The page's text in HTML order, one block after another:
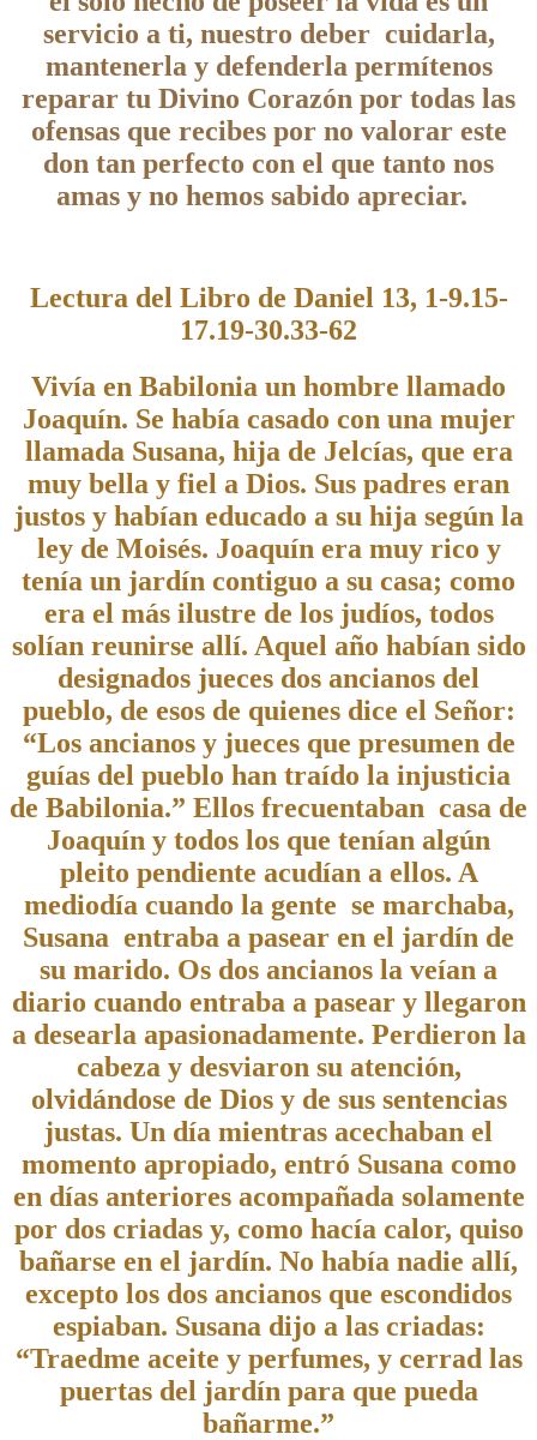
servicio a ti, nuestro deber cuidarla,
mantenerla y defenderla permítenos
reparar tu Divino Corazón por todas las
ofensas que recibes por no valorar este
don tan perfecto con el que tanto nos
amas y no hemos sabido apreciar.
Lectura del Libro de Daniel 13, 1-9.15-
17.19-30.33-62
Vivía en Babilonia un hombre llamado
Joaquín. Se había casado con una mujer
llamada Susana, hija de Jelcías, que era
muy bella y fiel a Dios. Sus padres eran
justos y habían educado a su hija según la
ley de Moisés. Joaquín era muy rico y
tenía un jardín contiguo a su casa; como
era el más ilustre de los judíos, todos
solían reunirse allí. Aquel año habían sido
designados jueces dos ancianos del
pueblo, de esos de quienes dice el Señor:
“Los ancianos y jueces que presumen de
guías del pueblo han traído la injusticia
de Babilonia.” Ellos frecuentaban casa de
Joaquín y todos los que tenían algún
pleito pendiente acudían a ellos. A
mediodía cuando la gente se marchaba,
Susana entraba a pasear en el jardín de
su marido. Os dos ancianos la veían a
diario cuando entraba a pasear y llegaron
a desearla apasionadamente. Perdieron la
cabeza y desviaron su atención,
olvidándose de Dios y de sus sentencias
justas. Un día mientras acechaban el
momento apropiado, entró Susana como
en días anteriores acompañada solamente
por dos criadas y, como hacía calor, quiso
bañarse en el jardín. No había nadie allí,
excepto los dos ancianos que escondidos
espiaban. Susana dijo a las criadas:
“Traedme aceite y perfumes, y cerrad las
puertas del jardín para que pueda
bañarme.”